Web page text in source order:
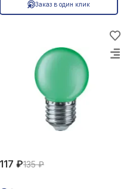
Заказ в один клик
117 ₽135 ₽